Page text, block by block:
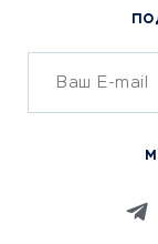
Сервисы
ОБУЧЕНИЕ И
Изучение